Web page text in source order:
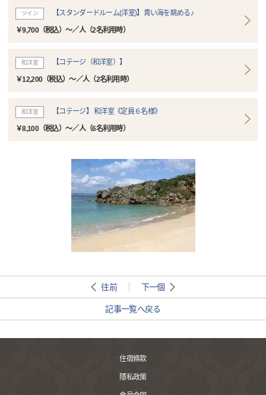
ツイン 【スタンダードルーム(洋室)】青い海を眺める♪
￥9,700（税込）～／人（2名利用時）
和洋室 【コテージ（和洋室）】
￥12,200（税込）～／人（2名利用時）
和洋室 【コテージ】 和洋室《定員６名様》
￥8,100（税込）～／人（6名利用時）
往前 下一個
記事一覧へ戻る
住宿條款
隱私政策